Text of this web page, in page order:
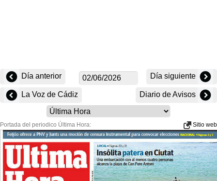
Día anterior Día siguiente
La Voz de Cádiz Diario de Avisos
Portada del periodico Última Hora: Sitio web